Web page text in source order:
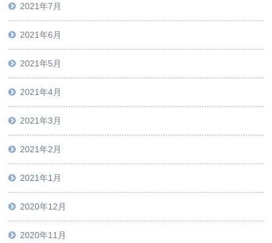
2021年7月
2021年6月
2021年5月
2021年4月
2021年3月
2021年2月
2021年1月
2020年12月
2020年11月